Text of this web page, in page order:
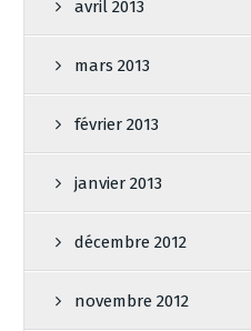
avril 2013
mars 2013
février 2013
janvier 2013
décembre 2012
novembre 2012